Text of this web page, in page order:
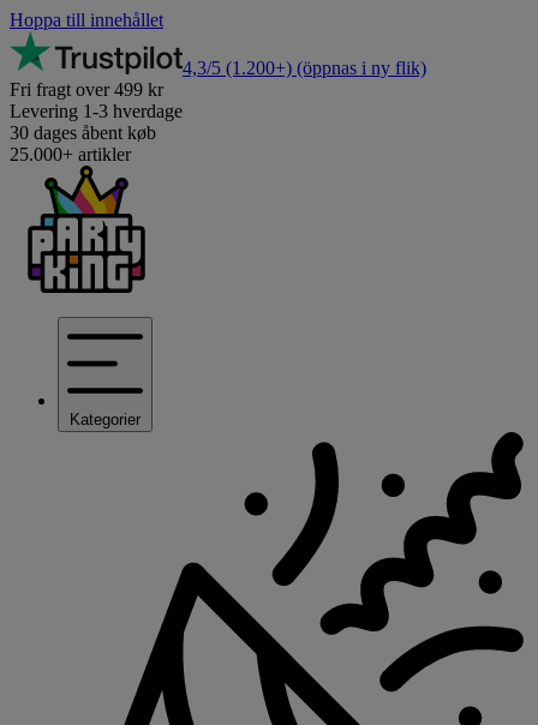
Hoppa till innehållet
4,3/5 (1.200+) (öppnas i ny flik)
Fri fragt over 499 kr
Levering 1-3 hverdage
30 dages åbent køb
25.000+ artikler
Kategorier